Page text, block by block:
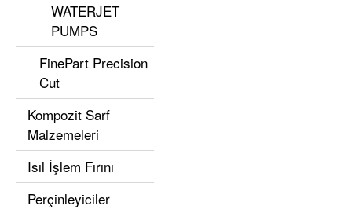
WATERJET
PUMPS
FinePart Precision
Cut
Kompozit Sarf
Malzemeleri
Isıl İşlem Fırını
Perçinleyiciler